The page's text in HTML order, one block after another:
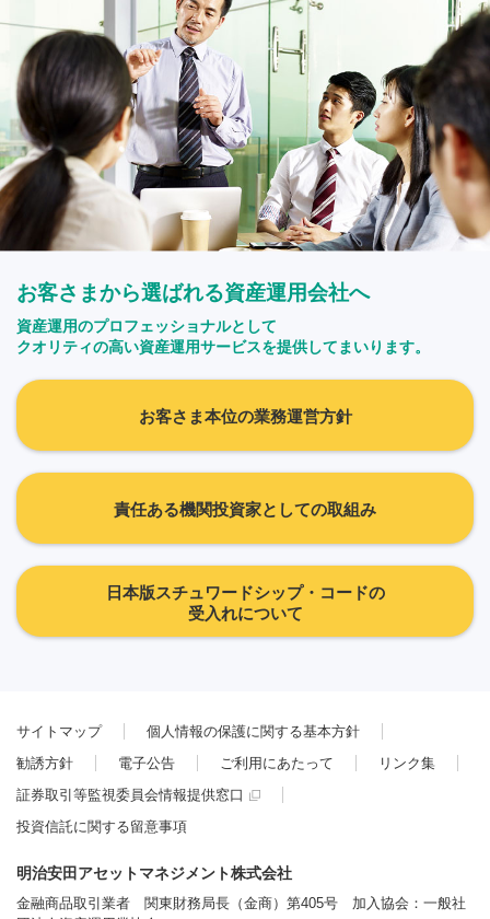
お客さまから選ばれる資産運用会社へ
資産運用のプロフェッショナルとして
クオリティの高い資産運用サービスを提供してまいります。
お客さま本位の業務運営方針
責任ある機関投資家としての取組み
日本版スチュワードシップ・コードの
受入れについて
サイトマップ
個人情報の保護に関する基本方針
勧誘方針
電子公告 ご利用にあたって
リンク集
証券取引等監視委員会情報提供窓口
投資信託に関する留意事項
明治安田アセットマネジメント株式会社
金融商品取引業者 関東財務局長（金商）第405号 加入協会：一般社